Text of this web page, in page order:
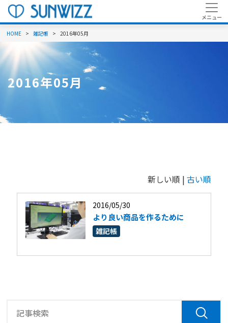
HOME 雑記帳 2016年05月
2016年05月
新しい順 | 古い順
2016/05/30
より良い商品を作るために
雑記帳